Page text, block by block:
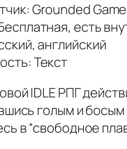
Grounded
есть
английский
Текст
IDLE РПГ
голым и
в “свободное